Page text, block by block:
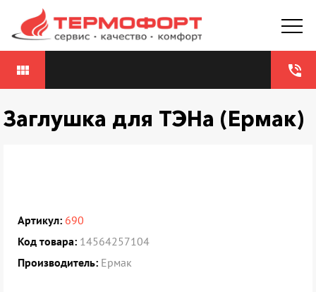
phone_in_talk
view_module
Заглушка для ТЭНа (Ермак)
Артикул: 690
Код товара: 14564257104
Производитель: Ермак